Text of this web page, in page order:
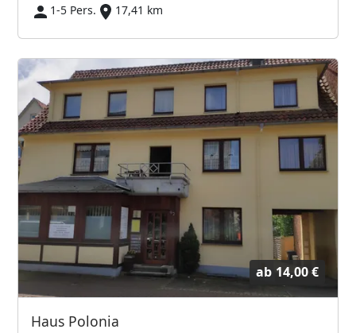
1-5 Pers.
17,41 km
ab 14,00 €
Haus Polonia